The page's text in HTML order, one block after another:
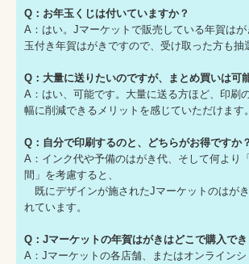
Q：お年玉くじは付いていますか？
A：はい。Jマーケットで販売している年賀は
玉付き年賀はがきですので、受け取った方も抽
Q：大量に送りたいのですが、まとめ買いは可
A：はい、可能です。大量に送る方ほど、印刷
幅に削減できるメリットを感じていただけます。
Q：自分で印刷するのと、どちらがお得ですか？
A：インク代や予備のはがき代、そして何より
間」を考慮すると、
既にデザインが施されたJマーケットのはが
れています。
Q：Jマーケットの年賀はがきはどこで購入でき
A：Jマーケットの各店舗、またはオンライン